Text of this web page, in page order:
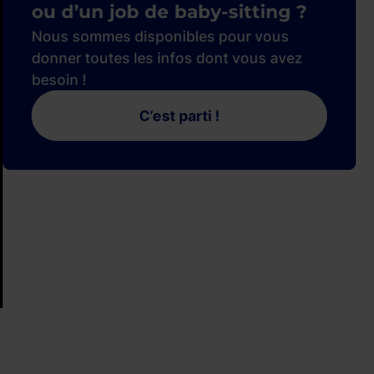
ou d’un job de baby-sitting ?
Nous sommes disponibles pour vous
donner toutes les infos dont vous avez
besoin !
C’est parti !